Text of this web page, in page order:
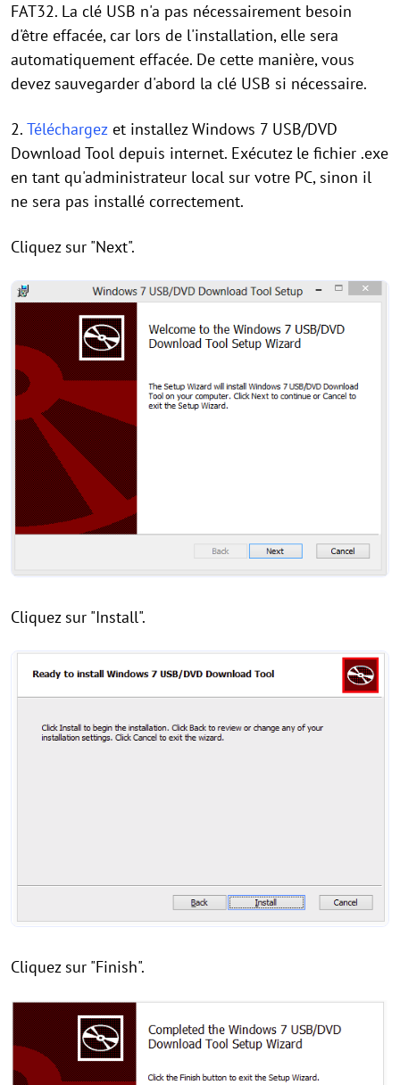
FAT32. La clé USB n'a pas nécessairement besoin
d'être effacée, car lors de l'installation, elle sera
automatiquement effacée. De cette manière, vous
devez sauvegarder d'abord la clé USB si nécessaire.
2. Téléchargez et installez Windows 7 USB/DVD
Download Tool depuis internet. Exécutez le fichier .exe
en tant qu'administrateur local sur votre PC, sinon il
ne sera pas installé correctement.
Cliquez sur "Next".
Cliquez sur "Install".
Cliquez sur "Finish".